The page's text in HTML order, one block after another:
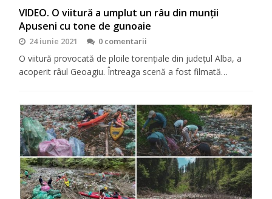
VIDEO. O viitură a umplut un râu din munții
Apuseni cu tone de gunoaie
24 iunie 2021 0 comentarii
O viitură provocată de ploile torențiale din județul Alba, a
acoperit râul Geoagiu. Întreaga scenă a fost filmată…